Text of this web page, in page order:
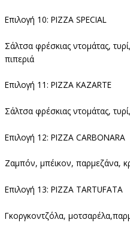
Επιλογή 10: PIZZA SPECIAL
Σάλτσα φρέσκιας ντομάτας,
πιπεριά
Επιλογή 11: PIZZA KAZARTE
Σάλτσα φρέσκιας ντομάτας,
Επιλογή 12: PIZZA CARBONARA
Ζαμπόν, μπέικον, παρμεζάνα,
Επιλογή 13: PIZZA TARTUFATA
Γκοργκοντζόλα,